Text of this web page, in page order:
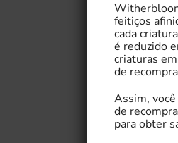
feitiços
cada
é reduzido
criaturas
de
Assim,
de
para obter